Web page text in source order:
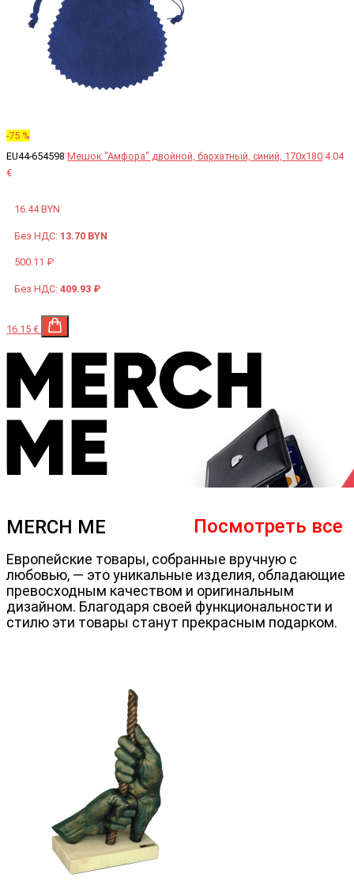
-75 %
EU44-654598 Мешок "Амфора" двойной, бархатный, синий, 170x180 4.04
€
16.44 BYN
Без НДС: 13.70 BYN
500.11 ₽
Без НДС: 409.93 ₽
16.15 €
MERCH ME Посмотреть все
Европейские товары, собранные вручную с
любовью, — это уникальные изделия, обладающие
превосходным качеством и оригинальным
дизайном. Благодаря своей функциональности и
стилю эти товары станут прекрасным подарком.